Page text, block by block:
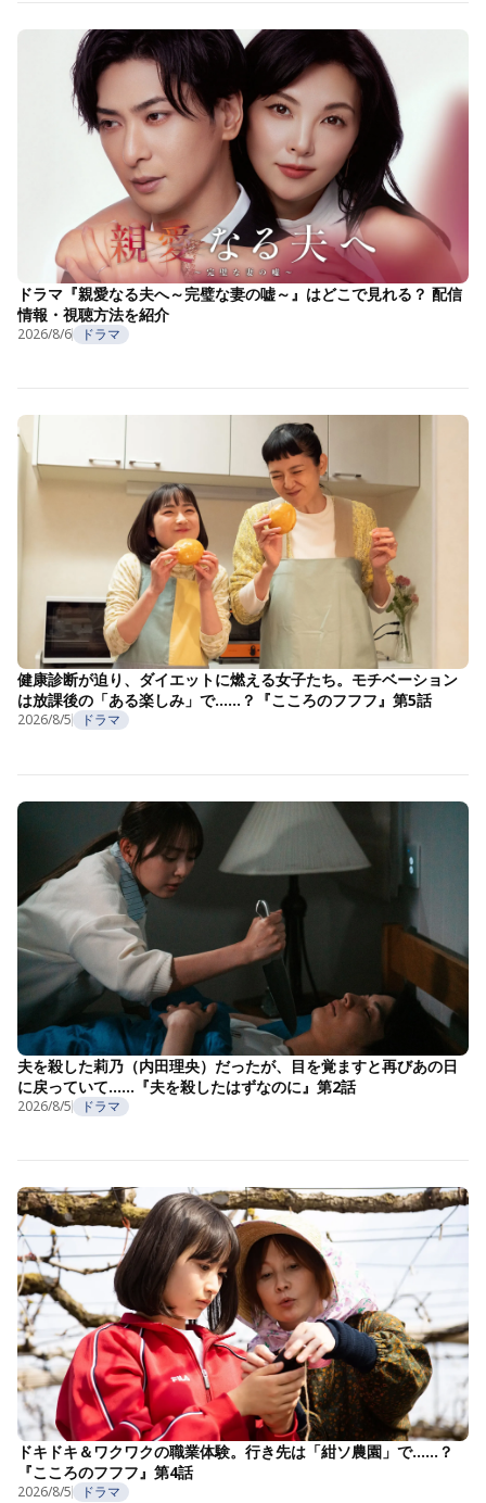
ドラマ『親愛なる夫へ～完璧な妻の嘘～』はどこで見れる？ 配信
情報・視聴方法を紹介
2026/8/6 ドラマ
健康診断が迫り、ダイエットに燃える女子たち。モチベーション
は放課後の「ある楽しみ」で……？『こころのフフフ』第5話
2026/8/5 ドラマ
夫を殺した莉乃（内田理央）だったが、目を覚ますと再びあの日
に戻っていて……『夫を殺したはずなのに』第2話
2026/8/5 ドラマ
ドキドキ＆ワクワクの職業体験。行き先は「紺ソ農園」で……？
『こころのフフフ』第4話
2026/8/5 ドラマ